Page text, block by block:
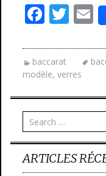
F
e
b
o
o
k
T
itt
er
E
l
baccarat
modèle, verres
ARTICLES